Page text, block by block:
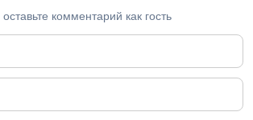
комментарий как гость